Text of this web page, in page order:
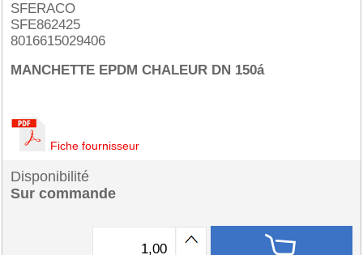
SFERACO
SFE862425
8016615029406
MANCHETTE EPDM CHALEUR DN 150á
Fiche fournisseur
Disponibilité
Sur commande